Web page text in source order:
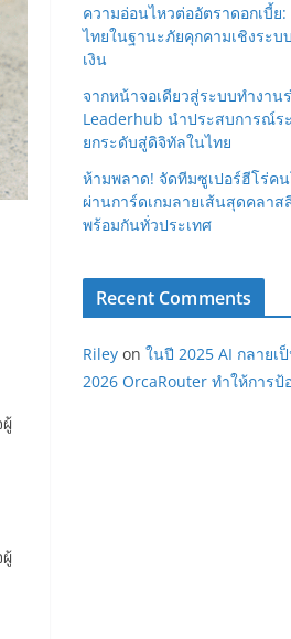
ความอ่อนไหวต่ออัตราดอกเบี้ย
ไทยในฐานะภัยคุกคามเชิงระบ
เงิน
จากหน้าจอเดียวสู่ระบบทำงา
Leaderhub นำประสบการณ์ร
ยกระดับสู่ดิจิทัลในไทย
ห้ามพลาด! จัดทีมซูเปอร์ฮีโร่ค
ผ่านการ์ดเกมลายเส้นสุดคลาส
พร้อมกันทั่วประเทศ
Recent Comments
Riley on ในปี 2025 AI กลายเ
2026 OrcaRouter ทำให้การป้